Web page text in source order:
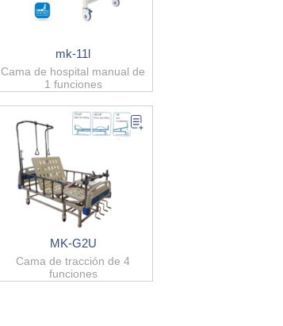
mk-11l
Cama de hospital manual de
1 funciones
MK-G2U
Cama de tracción de 4
funciones